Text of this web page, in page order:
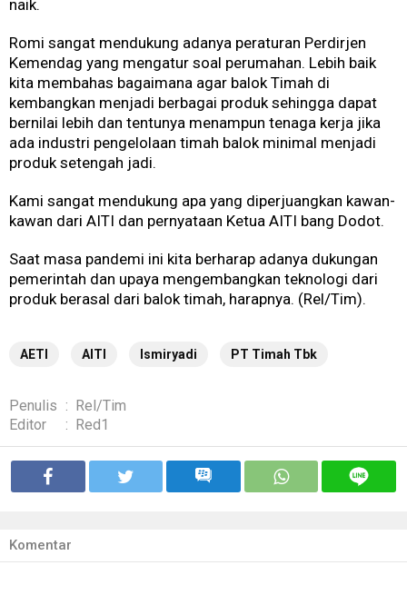
naik.
Romi sangat mendukung adanya peraturan Perdirjen
Kemendag yang mengatur soal perumahan. Lebih baik
kita membahas bagaimana agar balok Timah di
kembangkan menjadi berbagai produk sehingga dapat
bernilai lebih dan tentunya menampun tenaga kerja jika
ada industri pengelolaan timah balok minimal menjadi
produk setengah jadi.
Kami sangat mendukung apa yang diperjuangkan kawan-
kawan dari AITI dan pernyataan Ketua AITI bang Dodot.
Saat masa pandemi ini kita berharap adanya dukungan
pemerintah dan upaya mengembangkan teknologi dari
produk berasal dari balok timah, harapnya. (Rel/Tim).
AETI AITI Ismiryadi PT Timah Tbk
Penulis : Rel/Tim
Editor
: Red1
Komentar